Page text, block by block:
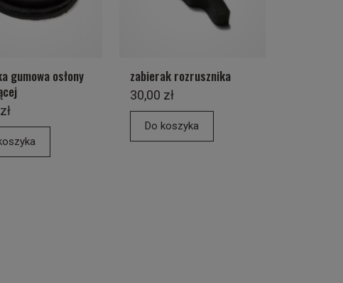
gumowa osłony
zabierak rozrusznika
30,00 zł
Do koszyka